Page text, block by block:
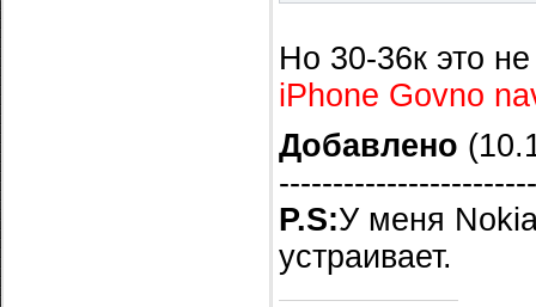
Но 30-36к это
iPhone Govno
Добавлено
P.S:У меня
устраивает.